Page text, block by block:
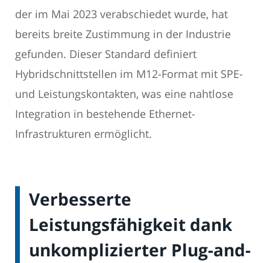
der im Mai 2023 verabschiedet wurde, hat
bereits breite Zustimmung in der Industrie
gefunden. Dieser Standard definiert
Hybridschnittstellen im M12-Format mit SPE-
und Leistungskontakten, was eine nahtlose
Integration in bestehende Ethernet-
Infrastrukturen ermöglicht.
Verbesserte
Leistungsfähigkeit dank
unkomplizierter Plug-and-